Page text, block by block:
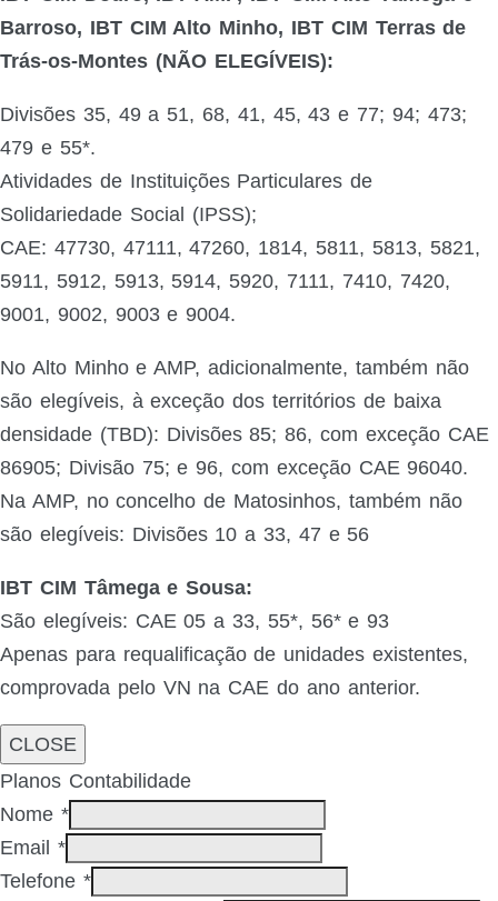
Barroso, IBT CIM Alto Minho, IBT CIM Terras de
Trás-os-Montes (NÃO ELEGÍVEIS):
Divisões 35, 49 a 51, 68, 41, 45, 43 e 77; 94; 473;
479 e 55*.
Atividades de Instituições Particulares de
Solidariedade Social (IPSS);
CAE: 47730, 47111, 47260, 1814, 5811, 5813, 5821,
5911, 5912, 5913, 5914, 5920, 7111, 7410, 7420,
9001, 9002, 9003 e 9004.
No Alto Minho e AMP, adicionalmente, também não
são elegíveis, à exceção dos territórios de baixa
densidade (TBD): Divisões 85; 86, com exceção CAE
86905; Divisão 75; e 96, com exceção CAE 96040.
Na AMP, no concelho de Matosinhos, também não
são elegíveis: Divisões 10 a 33, 47 e 56
IBT CIM Tâmega e Sousa:
São elegíveis: CAE 05 a 33, 55*, 56* e 93
Apenas para requalificação de unidades existentes,
comprovada pelo VN na CAE do ano anterior.
CLOSE
Planos Contabilidade
Nome *
Email *
Telefone *